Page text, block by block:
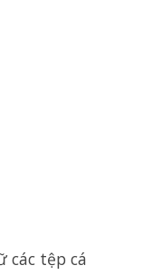
các tệp cá